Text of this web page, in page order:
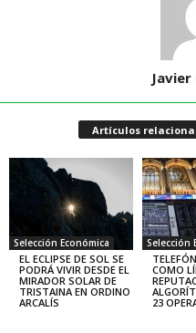
Javier
Artículos
Selección Económica
EL ECLIPSE DE SOL SE
PODRÁ VIVIR DESDE EL
MIRADOR SOLAR DE
TRISTAINA EN ORDINO
ARCALÍS
Selección
COMO
23